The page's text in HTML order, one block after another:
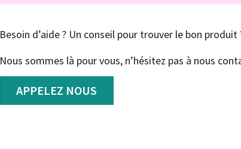
Besoin d’aide ? Un conseil pour trouver le bon produit
Nous sommes là pour vous, n’hésitez pas à nous
APPELEZ NOUS